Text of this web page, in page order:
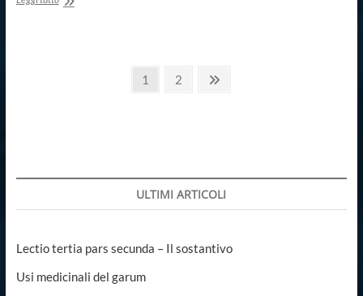
Page
1 Page
2
ULTIMI ARTICOLI
Lectio tertia pars secunda – Il sostantivo
Usi medicinali del garum